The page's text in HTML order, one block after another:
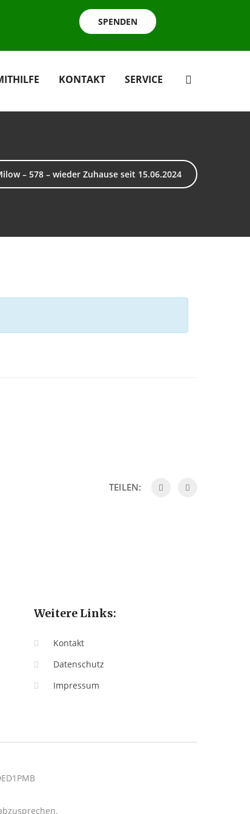
SPENDEN
KONTAKT SERVICE
– 578 – wieder Zuhause seit 15.06.2024
TEILEN:
Weitere Links:
Kontakt
Datenschutz
Impressum